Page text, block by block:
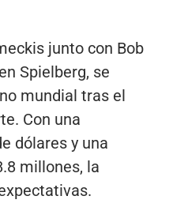
junto con Bob
Spielberg, se
mundial tras el
Con una
dólares y una
millones, la